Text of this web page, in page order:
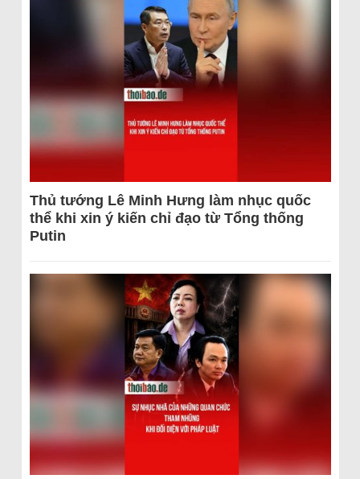
Thủ tướng Lê Minh Hưng làm nhục quốc
thể khi xin ý kiến chỉ đạo từ Tổng thống
Putin